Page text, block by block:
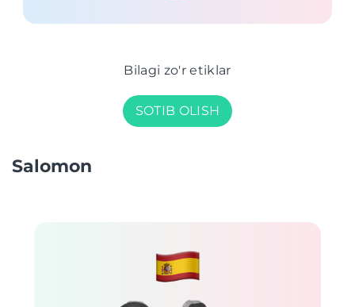
Bilagi zo'r etiklar
SOTIB OLISH
Salomon